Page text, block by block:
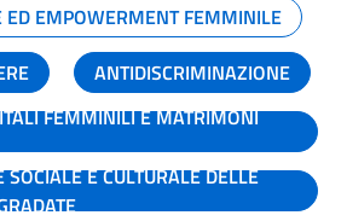
ED EMPOWERMENT FEMMINILE
ANTIDISCRIMINAZIONE
FEMMINILI E MATRIMONI
E CULTURALE DELLE